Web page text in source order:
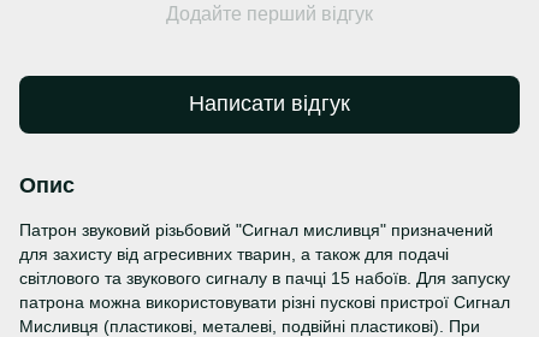
Додайте перший відгук
Написати відгук
Опис
Патрон звуковий різьбовий "Сигнал мисливця" призначений
для захисту від агресивних тварин, а також для подачі
світлового та звукового сигналу в пачці 15 набоїв. Для запуску
патрона можна використовувати різні пускові пристрої Сигнал
Мисливця (пластикові, металеві, подвійні пластикові). При